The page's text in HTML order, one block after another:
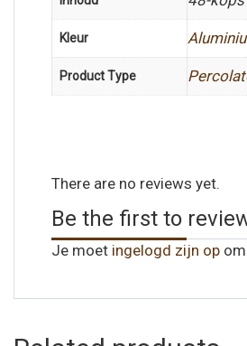
Kleur
Product Type
There are no reviews yet.
Be the first to
Je moet ingelogd zijn op